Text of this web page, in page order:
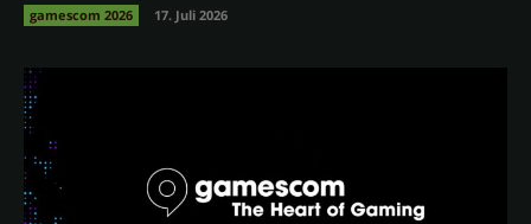
gamescom 2026 17. Juli 2026